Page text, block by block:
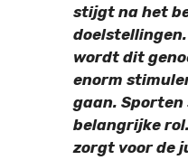
stijgt na het
wordt dit
enorm
gaan. Sporten
belangrijke
zorgt voor de